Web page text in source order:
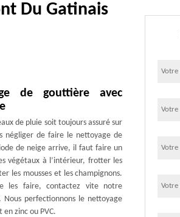
Du Gatinais
de gouttière avec
de pluie soit toujours assuré sur
négliger de faire le nettoyage de
de neige arrive, il faut faire un
végétaux à l’intérieur, frotter les
les mousses et les champignons.
les faire, contactez vite notre
perfectionnons le nettoyage
en zinc ou PVC.